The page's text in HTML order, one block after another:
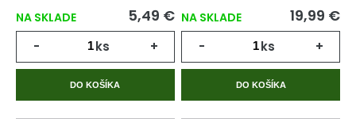
NA SKLADE 5,49 €
- ks +
DO KOŠÍKA
NA SKLADE 19,99 €
- ks +
DO KOŠÍKA